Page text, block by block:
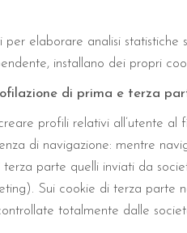
per elaborare analisi
installano dei propri
di prima e terza
profili relativi all’utente
di navigazione: mentre
terza parte quelli inviati da
Sui cookie di terza parte
totalmente dalle